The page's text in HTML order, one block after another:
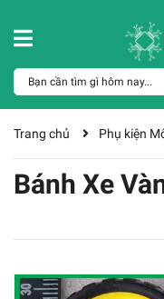
Trang chủ Phụ kiện
Bánh Xe